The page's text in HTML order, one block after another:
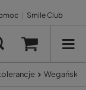
Smile Club
Wegańskie